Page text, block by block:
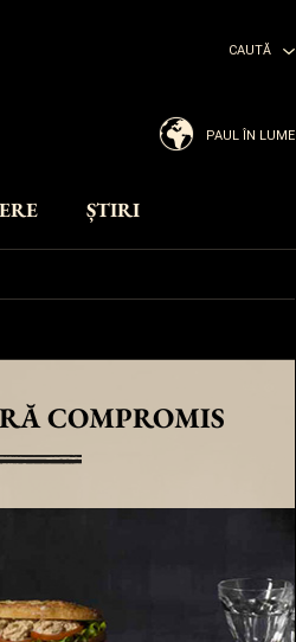
CAUTĂ
PAUL ÎN LUME
ȘTIRI
COMPROMIS